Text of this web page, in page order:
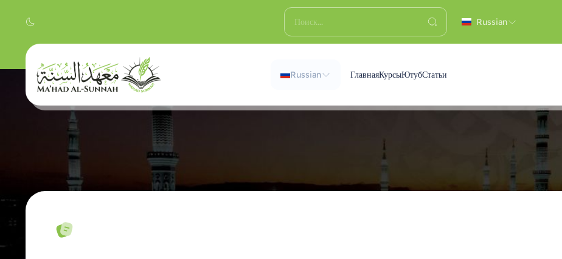
Russian
Russian ГлавнаяКурсыЮтубСтатьи